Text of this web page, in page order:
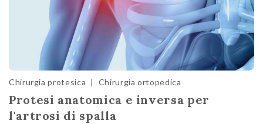
Chirurgia protesica | Chirurgia ortopedica
Protesi anatomica e inversa per
l'artrosi di spalla